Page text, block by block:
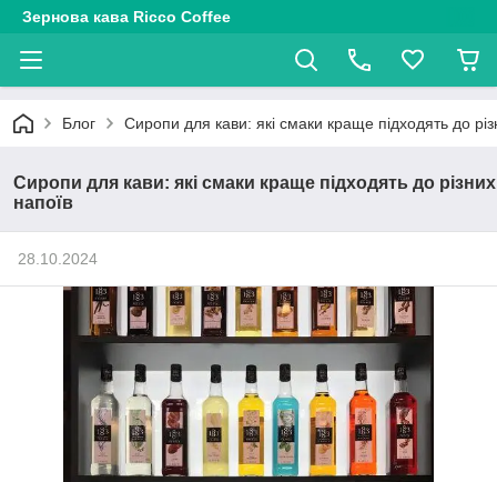
Зернова кава Ricco Coffee
Блог Сиропи для кави: які смаки краще підходять до
Сиропи для кави: які смаки краще підходять до різних
напоїв
28.10.2024